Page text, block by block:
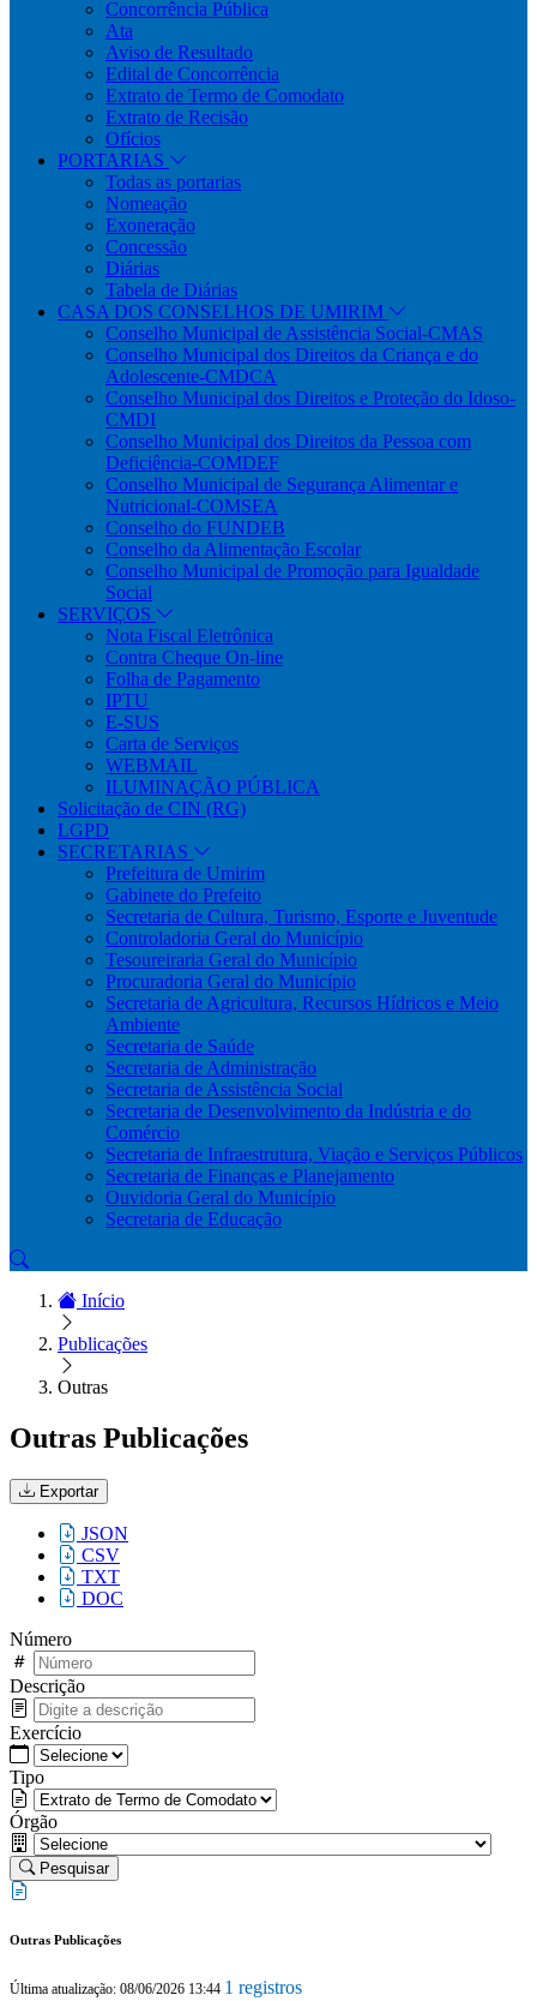
Concorrência Pública
Ata
Aviso de Resultado
Edital de Concorrência
Extrato de Termo de Comodato
Extrato de Recisão
Ofícios
PORTARIAS
Todas as portarias
Nomeação
Exoneração
Concessão
Diárias
Tabela de Diárias
CASA DOS CONSELHOS DE UMIRIM
Conselho Municipal de Assistência Social-CMAS
Conselho Municipal dos Direitos da Criança e do
Adolescente-CMDCA
Conselho Municipal dos Direitos e Proteção do Idoso-
CMDI
Conselho Municipal dos Direitos da Pessoa com
Deficiência-COMDEF
Conselho Municipal de Segurança Alimentar e
Nutricional-COMSEA
Conselho do FUNDEB
Conselho da Alimentação Escolar
Conselho Municipal de Promoção para Igualdade
Social
SERVIÇOS
Nota Fiscal Eletrônica
Contra Cheque On-line
Folha de Pagamento
IPTU
E-SUS
Carta de Serviços
WEBMAIL
ILUMINAÇÃO PÚBLICA
Solicitação de CIN (RG)
LGPD
SECRETARIAS
Prefeitura de Umirim
Gabinete do Prefeito
Secretaria de Cultura, Turismo, Esporte e Juventude
Controladoria Geral do Município
Tesoureiraria Geral do Município
Procuradoria Geral do Município
Secretaria de Agricultura, Recursos Hídricos e Meio
Ambiente
Secretaria de Saúde
Secretaria de Administração
Secretaria de Assistência Social
Secretaria de Desenvolvimento da Indústria e do
Comércio
Secretaria de Infraestrutura, Viação e Serviços Públicos
Secretaria de Finanças e Planejamento
Ouvidoria Geral do Município
Secretaria de Educação
Início
Publicações
Outras
Outras Publicações
Exportar
JSON
CSV
TXT
DOC
Número
Descrição
Exercício
Tipo
Órgão
Pesquisar
Outras Publicações
Última atualização: 08/06/2026 13:44 1 registros